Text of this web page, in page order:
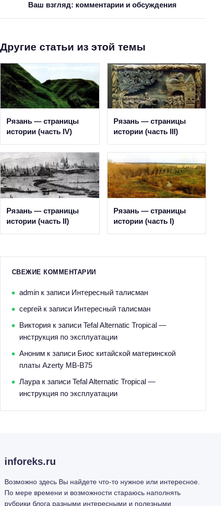
Ваш взгляд: комментарии и обсуждения
Другие статьи из этой темы
Рязань — страницы
истории (часть IV)
Рязань — страницы
истории (часть III)
Рязань — страницы
истории (часть II)
Рязань — страницы
истории (часть I)
СВЕЖИЕ КОММЕНТАРИИ
adminк записи Интересный талисман
сергейк записи Интересный талисман
Виктория к записи Tefal Alternatic Tropical —
инструкция по эксплуатации
Анонимк записи Биос китайской материнской
платы Azerty MB-B75
Лаурак записи Tefal Alternatic Tropical —
инструкция по эксплуатации
inforeks.ru
Возможно здесь Вы найдете что-то нужное или интересное.
По мере времени и возможности стараюсь наполнять
рубрики блога разными интересными и полезными